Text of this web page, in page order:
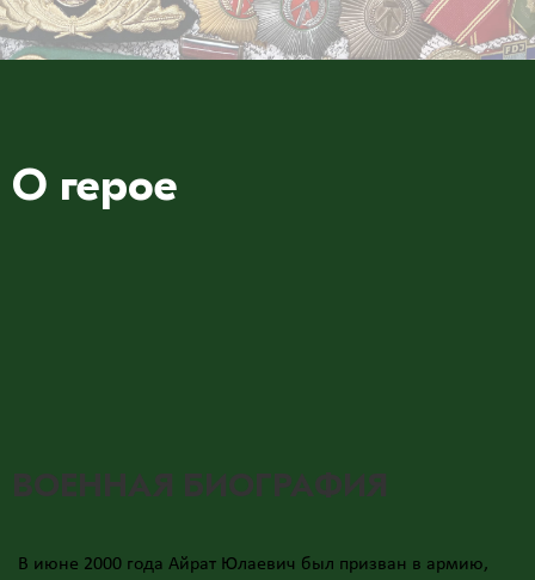
О герое
ВОЕННАЯ БИОГРАФИЯ
В июне 2000 года Айрат Юлаевич был призван в армию,